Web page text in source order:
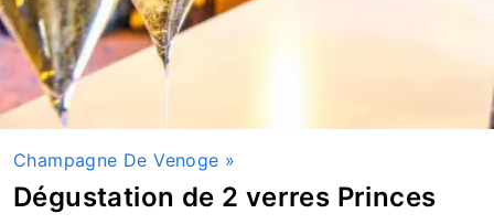
Champagne De Venoge »
Dégustation de 2 verres Princes